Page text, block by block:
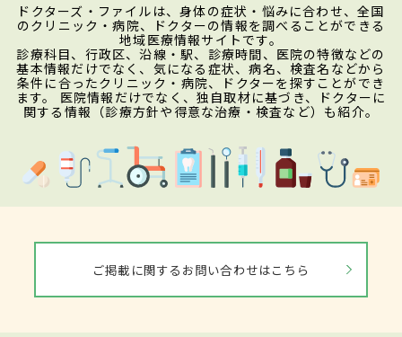
ドクターズ・ファイルは、身体の症状・悩みに合わせ、全国
のクリニック・病院、ドクターの情報を調べることができる
地域医療情報サイトです。
診療科目、行政区、沿線・駅、診療時間、医院の特徴などの
基本情報だけでなく、気になる症状、病名、検査名などから
条件に合ったクリニック・病院、ドクターを探すことができ
ます。 医院情報だけでなく、独自取材に基づき、ドクターに
関する情報（診療方針や得意な治療・検査など）も紹介。
ご掲載に関するお問い合わせはこちら